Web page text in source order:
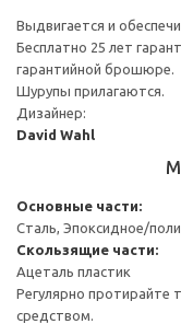
Выдвигается и
Бесплатно 25 лет
гарантийной брошюре.
Шурупы прилагаются.
Дизайнер:
David Wahl
Основные части:
Сталь, Эпоксидное/
Скользящие части:
Ацеталь пластик
Регулярно
средством.